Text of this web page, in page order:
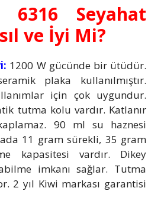
6316 Seyahat
ve İyi Mi?
1200 W gücünde bir ütüdür.
plaka kullanılmıştır.
için çok uygundur.
tutma kolu vardır. Katlanır
90 ml su haznesi
11 gram sürekli, 35 gram
kapasitesi vardır. Dikey
imkanı sağlar. Tutma
2 yıl Kiwi markası garantisi